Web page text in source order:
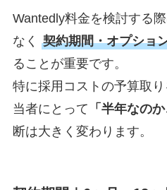
Wantedly料金を検討する
なく 契約期間・オプショ
ることが重要です。
特に採用コストの予算取
当者にとって 「半年なの
断は大きく変わります。